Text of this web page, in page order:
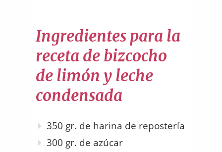
Ingredientes para la
receta de bizcocho
de limón y leche
condensada
350 gr. de harina de repostería
300 gr. de azúcar